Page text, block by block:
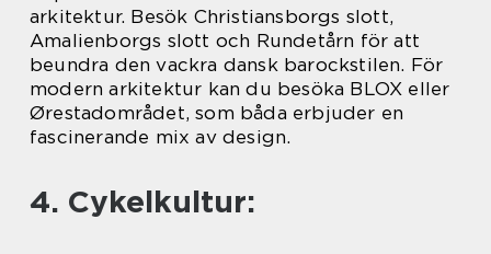
arkitektur. Besök Christiansborgs slott,
Amalienborgs slott och Rundetårn för att
beundra den vackra dansk barockstilen. För
modern arkitektur kan du besöka BLOX eller
Ørestadområdet, som båda erbjuder en
fascinerande mix av design.
4. Cykelkultur: